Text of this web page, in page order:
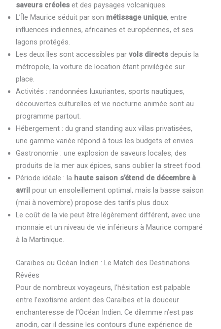
saveurs créoleset des paysages volcaniques.
L’Île Maurice séduit par son métissage unique, entre
influences indiennes, africaines et européennes, et ses
lagons protégés.
Les deux îles sont accessibles par vols directsdepuis la
métropole, la voiture de location étant privilégiée sur
place.
Activités : randonnées luxuriantes, sports nautiques,
découvertes culturelles et vie nocturne animée sont au
programme partout.
Hébergement : du grand standing aux villas privatisées,
une gamme variée répond à tous les budgets et envies.
Gastronomie : une explosion de saveurs locales, des
produits de la mer aux épices, sans oublier la street food.
Période idéale : la haute saison s’étend de décembre à
avril pour un ensoleillement optimal, mais la basse saison
(mai à novembre) propose des tarifs plus doux.
Le coût de la vie peut être légèrement différent, avec une
monnaie et un niveau de vie inférieurs à Maurice comparé
à la Martinique.
Caraïbes ou Océan Indien : Le Match des Destinations
Rêvées
Pour de nombreux voyageurs, l’hésitation est palpable
entre l’exotisme ardent des Caraïbes et la douceur
enchanteresse de l’Océan Indien. Ce dilemme n’est pas
anodin, car il dessine les contours d’une expérience de